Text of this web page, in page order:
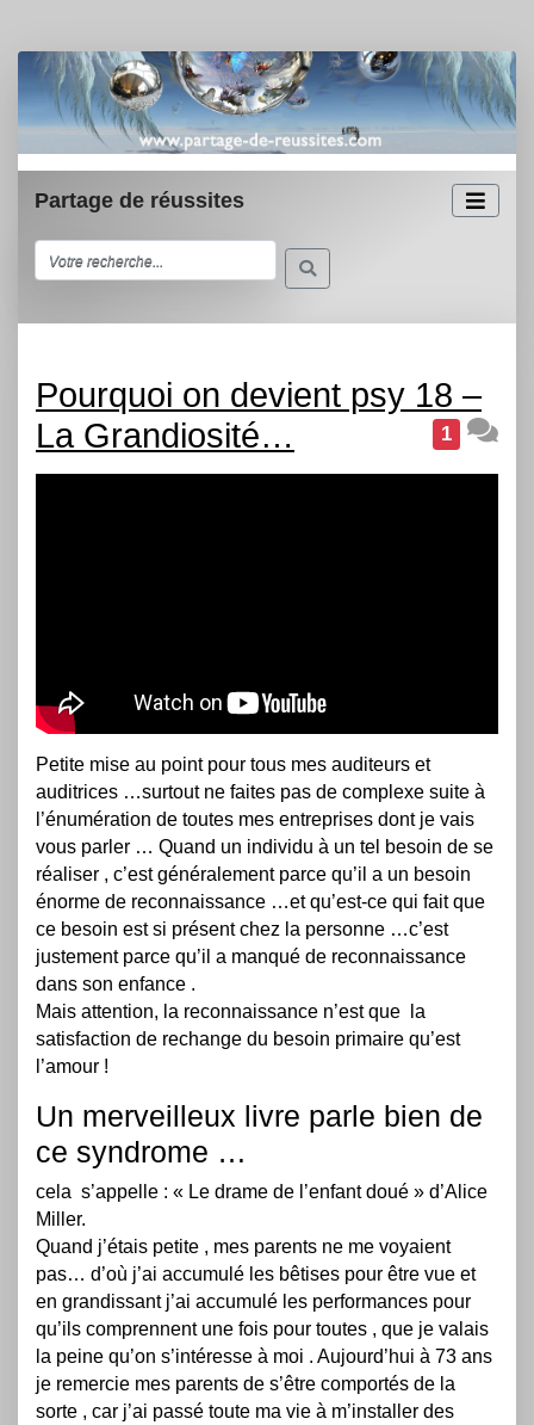
Partage de réussites
Pourquoi on devient psy 18 –
La Grandiosité…
1
Petite mise au point pour tous mes auditeurs et
auditrices …surtout ne faites pas de complexe suite à
l’énumération de toutes mes entreprises dont je vais
vous parler … Quand un individu à un tel besoin de se
réaliser , c’est généralement parce qu’il a un besoin
énorme de reconnaissance …et qu’est-ce qui fait que
ce besoin est si présent chez la personne …c’est
justement parce qu’il a manqué de reconnaissance
dans son enfance .
Mais attention, la reconnaissance n’est que la
satisfaction de rechange du besoin primaire qu’est
l’amour !
Un merveilleux livre parle bien de
ce syndrome …
cela s’appelle : « Le drame de l’enfant doué » d’Alice
Miller.
Quand j’étais petite , mes parents ne me voyaient
pas… d’où j’ai accumulé les bêtises pour être vue et
en grandissant j’ai accumulé les performances pour
qu’ils comprennent une fois pour toutes , que je valais
la peine qu’on s’intéresse à moi . Aujourd’hui à 73 ans
je remercie mes parents de s’être comportés de la
sorte , car j’ai passé toute ma vie à m’installer des